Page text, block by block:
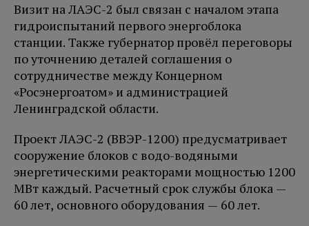
Визит на ЛАЭС-2 был связан с началом этапа
гидроиспытаний первого энергоблока
станции. Также губернатор провёл переговоры
по уточнению деталей соглашения о
сотрудничестве между Концерном
«Росэнергоатом» и администрацией
Ленинградской области.
Проект ЛАЭС-2 (ВВЭР-1200) предусматривает
сооружение блоков с водо-водяными
энергетическими реакторами мощностью 1200
МВт каждый. Расчетный срок службы блока —
60 лет, основного оборудования — 60 лет.